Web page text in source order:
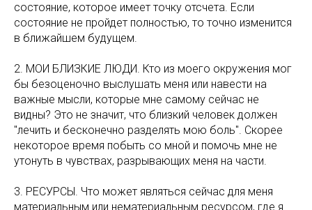
состояние, которое имеет точку отсчета. Если
состояние не пройдет полностью, то точно изменится
в ближайшем будущем.
2. МОИ БЛИЗКИЕ ЛЮДИ. Кто из моего окружения мог
бы безоценочно выслушать меня или навести на
важные мысли, которые мне самому сейчас не
видны? Это не значит, что близкий человек должен
"лечить и бесконечно разделять мою боль". Скорее
некоторое время побыть со мной и помочь мне не
утонуть в чувствах, разрывающих меня на части.
3. РЕСУРСЫ. Что может являться сейчас для меня
материальным или нематериальным ресурсом, где я